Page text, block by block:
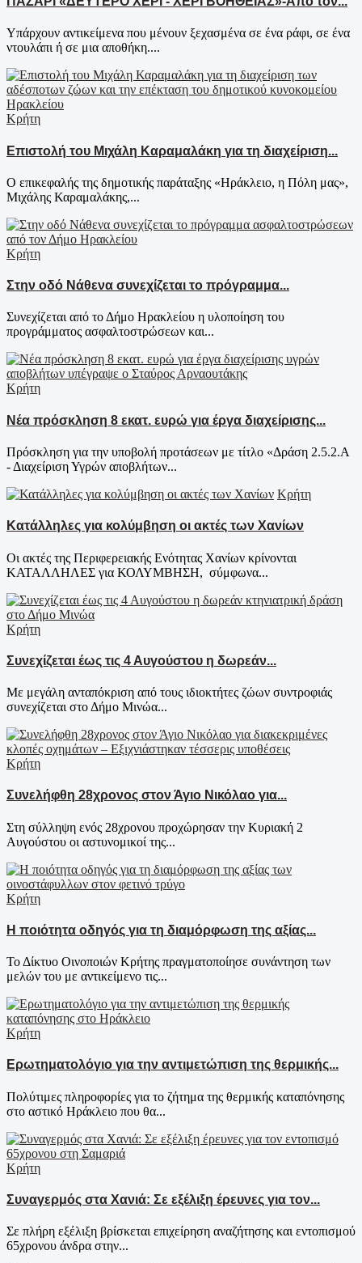
Υπάρχουν αντικείμενα που μένουν ξεχασμένα σε ένα ράφι, σε ένα
ντουλάπι ή σε μια αποθήκη....
Κρήτη
Επιστολή του Μιχάλη Καραμαλάκη για τη διαχείριση...
Ο επικεφαλής της δημοτικής παράταξης «Ηράκλειο, η Πόλη μας»,
Μιχάλης Καραμαλάκης,...
Κρήτη
Στην οδό Νάθενα συνεχίζεται το πρόγραμμα...
Συνεχίζεται από το Δήμο Ηρακλείου η υλοποίηση του
προγράμματος ασφαλτοστρώσεων και...
Κρήτη
Νέα πρόσκληση 8 εκατ. ευρώ για έργα διαχείρισης...
Πρόσκληση για την υποβολή προτάσεων με τίτλο «Δράση 2.5.2.Α
- Διαχείριση Υγρών αποβλήτων...
Κρήτη
Κατάλληλες για κολύμβηση οι ακτές των Χανίων
Οι ακτές της Περιφερειακής Ενότητας Χανίων κρίνονται
ΚΑΤΑΛΛΗΛΕΣ για ΚΟΛΥΜΒΗΣΗ, σύμφωνα...
Κρήτη
Συνεχίζεται έως τις 4 Αυγούστου η δωρεάν...
Με μεγάλη ανταπόκριση από τους ιδιοκτήτες ζώων συντροφιάς
συνεχίζεται στο Δήμο Μινώα...
Κρήτη
Συνελήφθη 28χρονος στον Άγιο Νικόλαο για...
Στη σύλληψη ενός 28χρονου προχώρησαν την Κυριακή 2
Αυγούστου οι αστυνομικοί της...
Κρήτη
Η ποιότητα οδηγός για τη διαμόρφωση της αξίας...
Το Δίκτυο Οινοποιών Κρήτης πραγματοποίησε συνάντηση των
μελών του με αντικείμενο τις...
Κρήτη
Ερωτηματολόγιο για την αντιμετώπιση της θερμικής...
Πολύτιμες πληροφορίες για το ζήτημα της θερμικής καταπόνησης
στο αστικό Ηράκλειο που θα...
Κρήτη
Συναγερμός στα Χανιά: Σε εξέλιξη έρευνες για τον...
Σε πλήρη εξέλιξη βρίσκεται επιχείρηση αναζήτησης και εντοπισμού
65χρονου άνδρα στην...